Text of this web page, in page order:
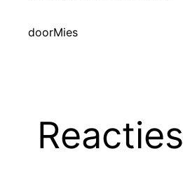
doorMies
Reacties